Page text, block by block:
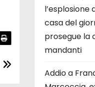
l’esplosione
casa del
prosegue la
mandanti
Addio a